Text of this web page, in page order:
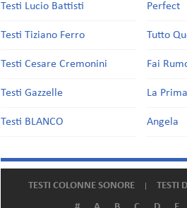
Testi Lucio Battisti
Testi Tiziano Ferro
Testi Cesare Cremonini
Testi Gazzelle
Testi BLANCO
Perfect
Tutto
Fai
La
Angela
TESTI COLONNE SONORE TESTI